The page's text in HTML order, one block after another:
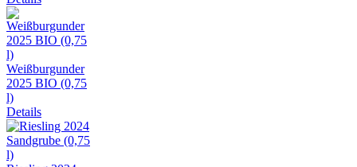
Weißburgunder
2025 BIO (0,75
l)
Details